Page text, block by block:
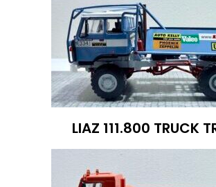
LIAZ 111.800 TRUCK